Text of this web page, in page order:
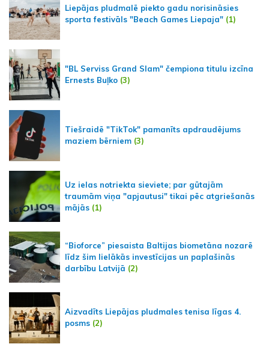
Liepājas pludmalē piekto gadu norisināsies
sporta festivāls "Beach Games Liepaja" (1)
"BL Serviss Grand Slam" čempiona titulu izcīna
Ernests Buļko (3)
Tiešraidē "TikTok" pamanīts apdraudējums
maziem bērniem (3)
Uz ielas notriekta sieviete; par gūtajām
traumām viņa "apjautusi" tikai pēc atgriešanās
mājās (1)
“Bioforce” piesaista Baltijas biometāna nozarē
līdz šim lielākās investīcijas un paplašinās
darbību Latvijā (2)
Aizvadīts Liepājas pludmales tenisa līgas 4.
posms (2)